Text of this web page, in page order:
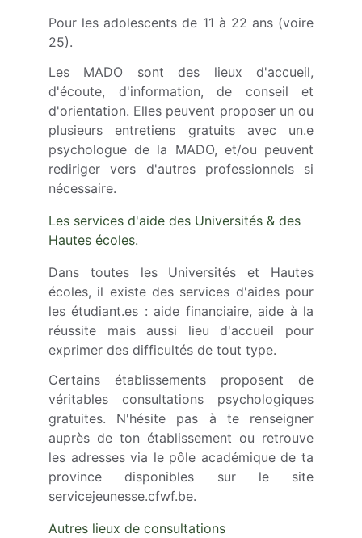
Pour les adolescents de 11 à 22 ans (voire
25).
Les MADO sont des lieux d'accueil,
d'écoute, d'information, de conseil et
d'orientation. Elles peuvent proposer un ou
plusieurs entretiens gratuits avec un.e
psychologue de la MADO, et/ou peuvent
rediriger vers d'autres professionnels si
nécessaire.
Les services d'aide des Universités & des
Hautes écoles.
Dans toutes les Universités et Hautes
écoles, il existe des services d'aides pour
les étudiant.es : aide financiaire, aide à la
réussite mais aussi lieu d'accueil pour
exprimer des difficultés de tout type.
Certains établissements proposent de
véritables consultations psychologiques
gratuites. N'hésite pas à te renseigner
auprès de ton établissement ou retrouve
les adresses via le pôle académique de ta
province disponibles sur le site
servicejeunesse.cfwf.be.
Autres lieux de consultations